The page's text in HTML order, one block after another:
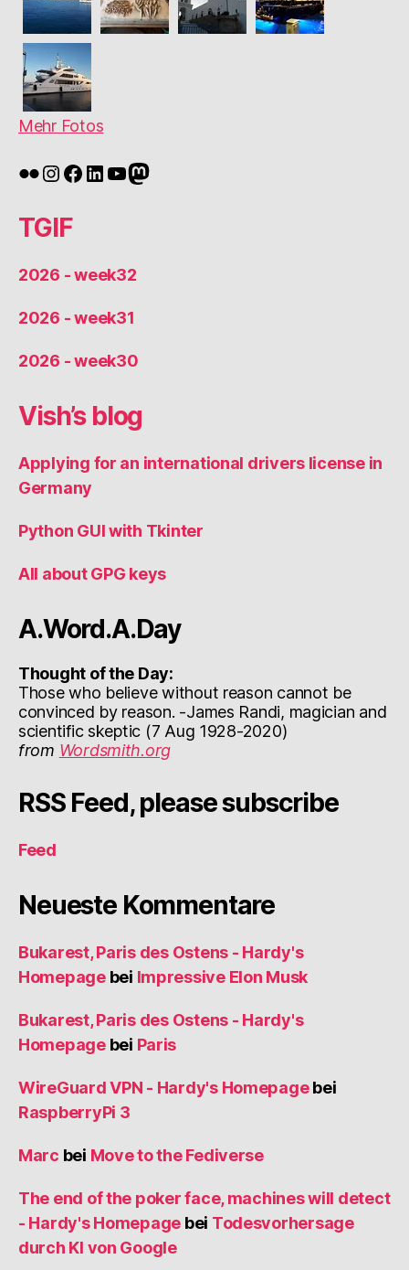
Mehr Fotos
Flickr
Instagram
Facebook
LinkedIn
YouTube
Mastodon
TGIF
2026 - week32
2026 - week31
2026 - week30
Vish’s blog
Applying for an international drivers license in
Germany
Python GUI with Tkinter
All about GPG keys
A.Word.A.Day
Thought of the Day:
Those who believe without reason cannot be
convinced by reason. -James Randi, magician and
scientific skeptic (7 Aug 1928-2020)
from Wordsmith.org
RSS Feed, please subscribe
Feed
Neueste Kommentare
Bukarest, Paris des Ostens - Hardy's
Homepagebei Impressive Elon Musk
Bukarest, Paris des Ostens - Hardy's
Homepagebei Paris
WireGuard VPN - Hardy's Homepagebei
RaspberryPi 3
Marc bei Move to the Fediverse
The end of the poker face, machines will detect
- Hardy's Homepage bei Todesvorhersage
durch KI von Google